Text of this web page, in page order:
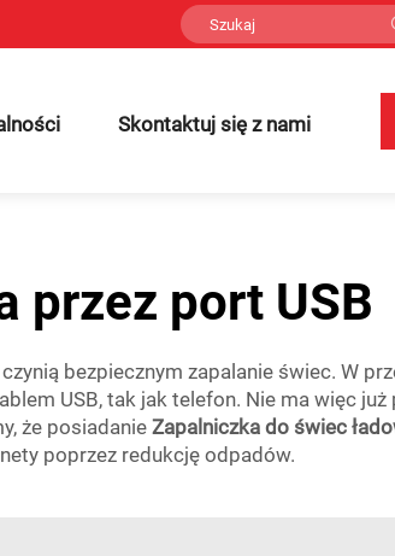
Skontaktuj się z nami
przez port USB
bezpiecznym zapalanie świec. W
USB, tak jak telefon. Nie ma więc
że posiadanieZapalniczka do świec
poprzez redukcję odpadów.